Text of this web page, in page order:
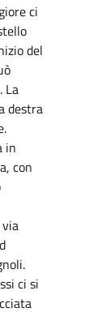
ci
del
La
destra
in
con
ci si